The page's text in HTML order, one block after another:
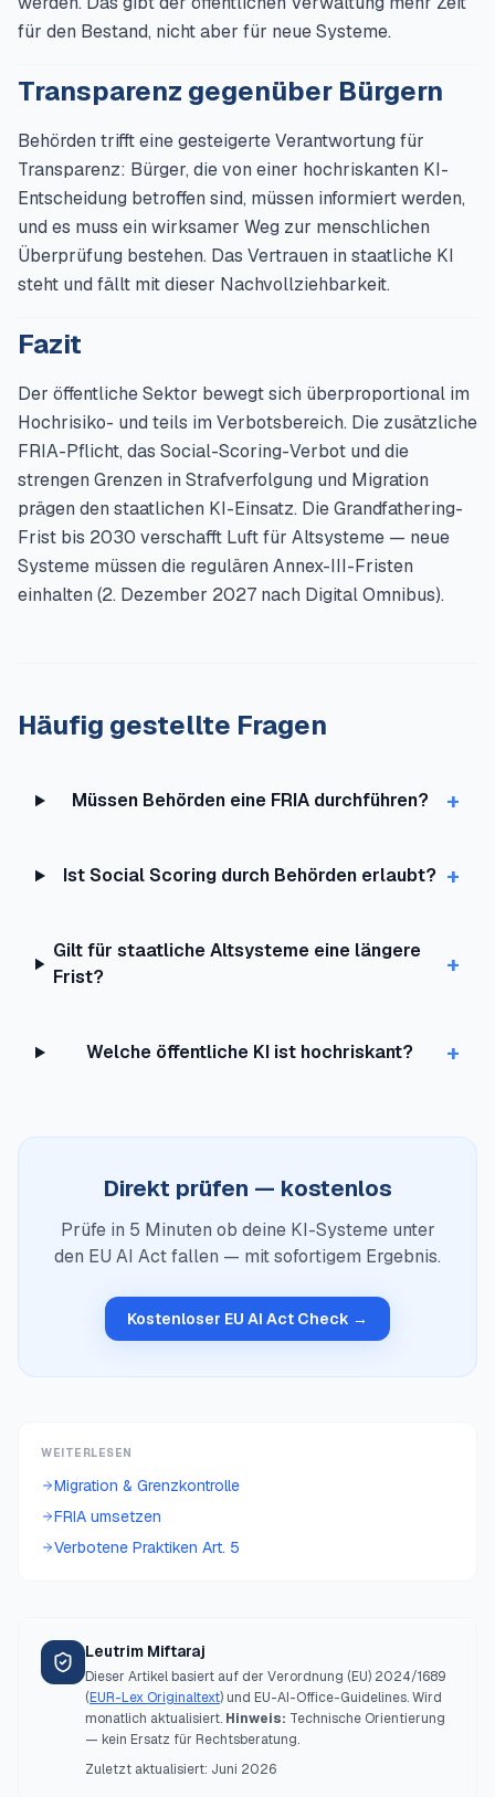
für den Bestand, nicht aber für neue Systeme.
Transparenz gegenüber Bürgern
Behörden trifft eine gesteigerte Verantwortung für
Transparenz: Bürger, die von einer hochriskanten KI-
Entscheidung betroffen sind, müssen informiert werden,
und es muss ein wirksamer Weg zur menschlichen
Überprüfung bestehen. Das Vertrauen in staatliche KI
steht und fällt mit dieser Nachvollziehbarkeit.
Fazit
Der öffentliche Sektor bewegt sich überproportional im
Hochrisiko- und teils im Verbotsbereich. Die zusätzliche
FRIA-Pflicht, das Social-Scoring-Verbot und die
strengen Grenzen in Strafverfolgung und Migration
prägen den staatlichen KI-Einsatz. Die Grandfathering-
Frist bis 2030 verschafft Luft für Altsysteme — neue
Systeme müssen die regulären Annex-III-Fristen
einhalten (2. Dezember 2027 nach Digital Omnibus).
Häufig gestellte Fragen
Müssen Behörden eine FRIA durchführen? +
Ist Social Scoring durch Behörden erlaubt? +
Gilt für staatliche Altsysteme eine längere
Frist?
+
Welche öffentliche KI ist hochriskant? +
Direkt prüfen — kostenlos
Prüfe in 5 Minuten ob deine KI-Systeme unter
den EU AI Act fallen — mit sofortigem Ergebnis.
Kostenloser EU AI Act Check →
WEITERLESEN
Migration & Grenzkontrolle
FRIA umsetzen
Verbotene Praktiken Art. 5
Leutrim Miftaraj
Dieser Artikel basiert auf der Verordnung (EU) 2024/1689
(EUR-Lex Originaltext) und EU-AI-Office-Guidelines. Wird
monatlich aktualisiert. Hinweis: Technische Orientierung
— kein Ersatz für Rechtsberatung.
Zuletzt aktualisiert: Juni 2026